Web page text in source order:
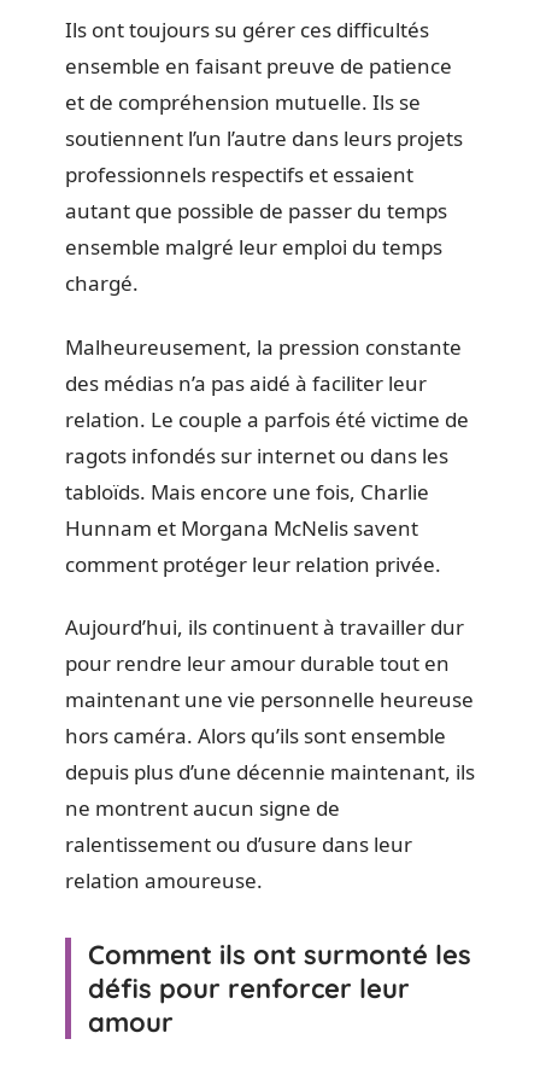
Ils ont toujours su gérer ces difficultés
ensemble en faisant preuve de patience
et de compréhension mutuelle. Ils se
soutiennent l’un l’autre dans leurs projets
professionnels respectifs et essaient
autant que possible de passer du temps
ensemble malgré leur emploi du temps
chargé.
Malheureusement, la pression constante
des médias n’a pas aidé à faciliter leur
relation. Le couple a parfois été victime de
ragots infondés sur internet ou dans les
tabloïds. Mais encore une fois, Charlie
Hunnam et Morgana McNelis savent
comment protéger leur relation privée.
Aujourd’hui, ils continuent à travailler dur
pour rendre leur amour durable tout en
maintenant une vie personnelle heureuse
hors caméra. Alors qu’ils sont ensemble
depuis plus d’une décennie maintenant, ils
ne montrent aucun signe de
ralentissement ou d’usure dans leur
relation amoureuse.
Comment ils ont surmonté les
défis pour renforcer leur
amour